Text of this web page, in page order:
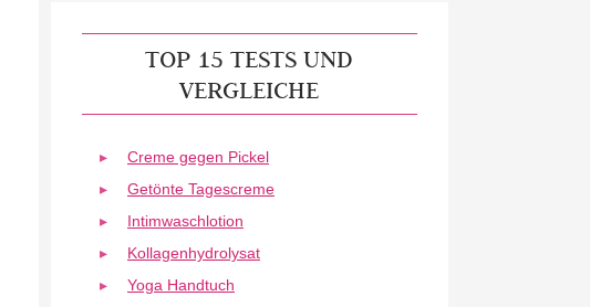
TOP 15 TESTS UND
VERGLEICHE
Creme gegen Pickel
Getönte Tagescreme
Intimwaschlotion
Kollagenhydrolysat
Yoga Handtuch